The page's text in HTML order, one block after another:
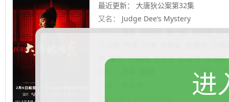
最近更新： 大唐狄公案第32集
又名：
Judge Dee‘s Mystery
秦杉 刘端端 克拉拉 赵雷棋 张嘉益
地区：
上映日期
进